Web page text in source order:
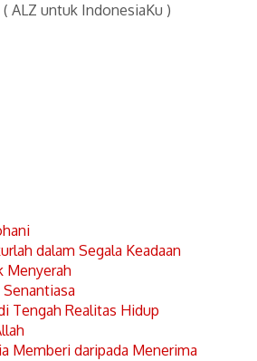
ALZ untuk IndonesiaKu )
dalam Segala Keadaan
Menyerah
Tengah Realitas Hidup
Memberi daripada Menerima